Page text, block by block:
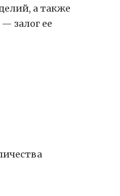
а также
залог ее